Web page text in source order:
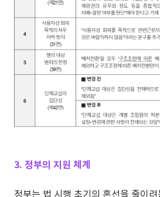
3. 정부의 지원 체계
정부는 법 시행 초기의 혼선을 줄이